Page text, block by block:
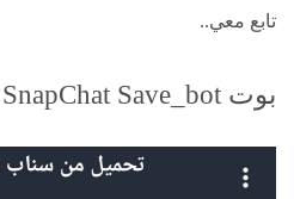
تابع معي..
بوت SnapChat Save_bot